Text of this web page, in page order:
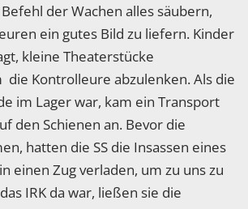
der Wachen alles säubern,
ein gutes Bild zu liefern. Kinder
kleine Theaterstücke
Kontrolleure abzulenken. Als die
im Lager war, kam ein Transport
den Schienen an. Bevor die
hatten die SS die Insassen eines
einen Zug verladen, um zu uns zu
IRK da war, ließen sie die